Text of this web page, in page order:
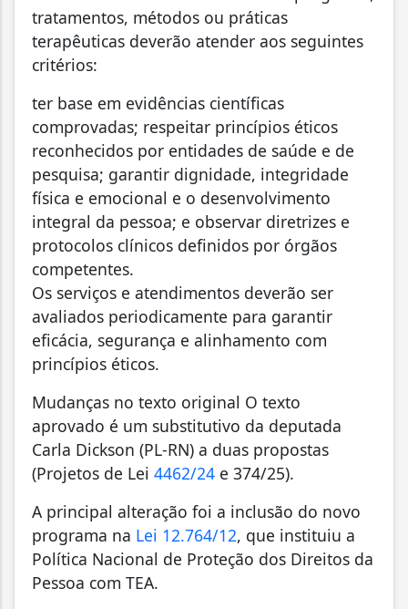
tratamentos, métodos ou práticas
terapêuticas deverão atender aos seguintes
critérios:
ter base em evidências científicas
comprovadas; respeitar princípios éticos
reconhecidos por entidades de saúde e de
pesquisa; garantir dignidade, integridade
física e emocional e o desenvolvimento
integral da pessoa; e observar diretrizes e
protocolos clínicos definidos por órgãos
competentes.
Os serviços e atendimentos deverão ser
avaliados periodicamente para garantir
eficácia, segurança e alinhamento com
princípios éticos.
Mudanças no texto original O texto
aprovado é um substitutivo da deputada
Carla Dickson (PL-RN) a duas propostas
(Projetos de Lei 4462/24 e 374/25).
A principal alteração foi a inclusão do novo
programa na Lei 12.764/12, que instituiu a
Política Nacional de Proteção dos Direitos da
Pessoa com TEA.